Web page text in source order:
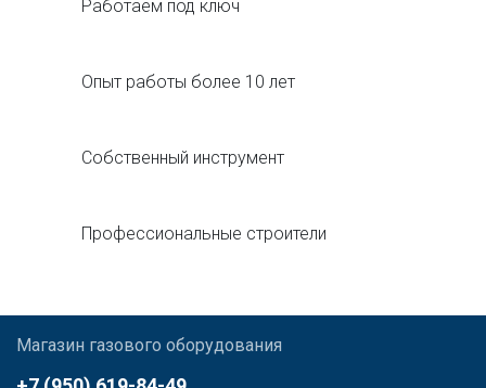
Работаем под ключ
Опыт работы более 10 лет
Собственный инструмент
Профессиональные строители
Магазин газового оборудования